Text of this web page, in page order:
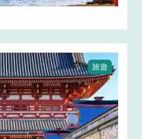
旅遊